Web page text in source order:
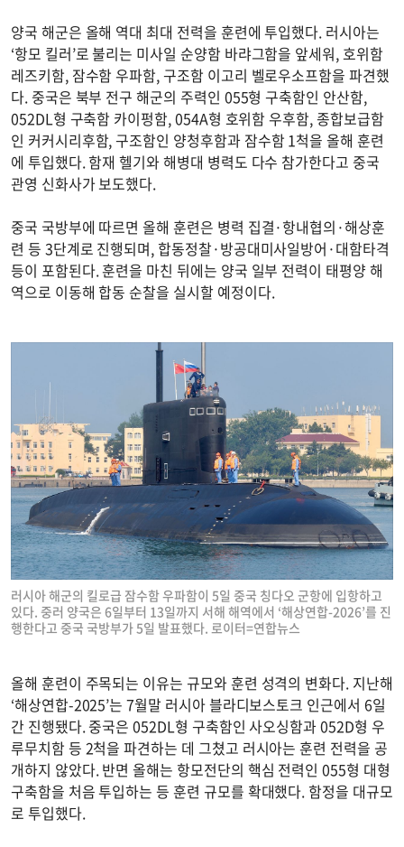
양국 해군은 올해 역대 최대 전력을 훈련에 투입했다. 러시아는
‘항모 킬러’로 불리는 미사일 순양함 바랴그함을 앞세워, 호위함
레즈키함, 잠수함 우파함, 구조함 이고리 벨로우소프함을 파견했
다. 중국은 북부 전구 해군의 주력인 055형 구축함인 안산함,
052DL형 구축함 카이펑함, 054A형 호위함 우후함, 종합보급함
인 커커시리후함, 구조함인 양청후함과 잠수함 1척을 올해 훈련
에 투입했다. 함재 헬기와 해병대 병력도 다수 참가한다고 중국
관영 신화사가 보도했다.
중국 국방부에 따르면 올해 훈련은 병력 집결·항내협의·해상훈
련 등 3단계로 진행되며, 합동정찰·방공대미사일방어·대함타격
등이 포함된다. 훈련을 마친 뒤에는 양국 일부 전력이 태평양 해
역으로 이동해 합동 순찰을 실시할 예정이다.
러시아 해군의 킬로급 잠수함 우파함이 5일 중국 칭다오 군항에 입항하고
있다. 중러 양국은 6일부터 13일까지 서해 해역에서 ‘해상연합-2026’를 진
행한다고 중국 국방부가 5일 발표했다. 로이터=연합뉴스
올해 훈련이 주목되는 이유는 규모와 훈련 성격의 변화다. 지난해
‘해상연합-2025’는 7월말 러시아 블라디보스토크 인근에서 6일
간 진행됐다. 중국은 052DL형 구축함인 사오싱함과 052D형 우
루무치함 등 2척을 파견하는 데 그쳤고 러시아는 훈련 전력을 공
개하지 않았다. 반면 올해는 항모전단의 핵심 전력인 055형 대형
구축함을 처음 투입하는 등 훈련 규모를 확대했다. 함정을 대규모
로 투입했다.